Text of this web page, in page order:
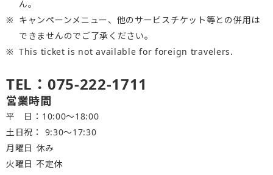
ん。
キャンペーンメニュー、他のサービスチケット等との併用は
できませんのでご了承ください。
This ticket is not available for foreign travelers.
TEL：075-222-1711
営業時間
平 日：10:00～18:00
土日祝： 9:30〜17:30
月曜日 休み
火曜日 不定休